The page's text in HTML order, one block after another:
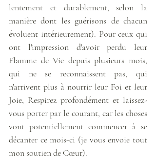
lentement et durablement, selon la
manière dont les guérisons de chacun
évoluent intérieurement). Pour ceux qui
ont l'impression d'avoir perdu leur
Flamme de Vie depuis plusieurs mois,
qui ne se reconnaissent pas, qui
n'arrivent plus à nourrir leur Foi et leur
Joie, Respirez profondément et laissez-
vous porter par le courant, car les choses
vont potentiellement commencer à se
décanter ce mois-ci (je vous envoie tout
mon soutien de Cœur).